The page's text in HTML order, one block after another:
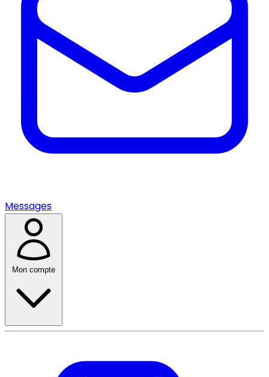
Messages
Mon compte